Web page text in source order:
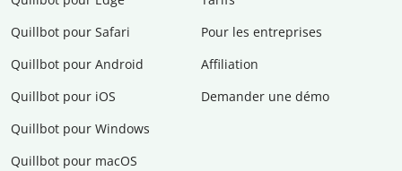
Quillbot pour Safari
Quillbot pour Android
Quillbot pour iOS
Quillbot pour Windows
Quillbot pour macOS
Pour les entreprises
Affiliation
Demander une démo